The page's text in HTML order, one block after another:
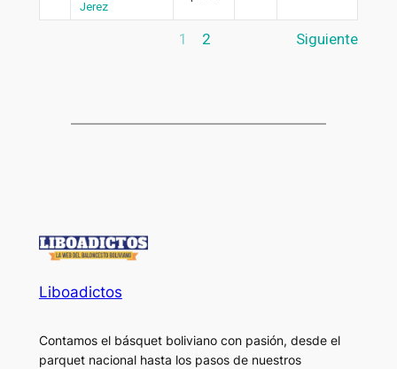
Jerez
1 2 Siguiente
Liboadictos
Contamos el básquet boliviano con pasión, desde el
parquet nacional hasta los pasos de nuestros